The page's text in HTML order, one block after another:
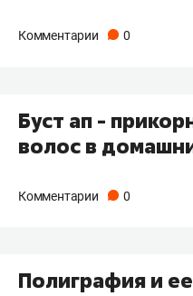
Комментарии 0
Буст ап -
волос в
Комментарии 0
Полиграфия и ее